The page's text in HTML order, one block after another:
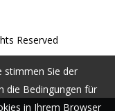
Reserved
stimmen Sie der
die Bedingungen für
in Ihrem Browser